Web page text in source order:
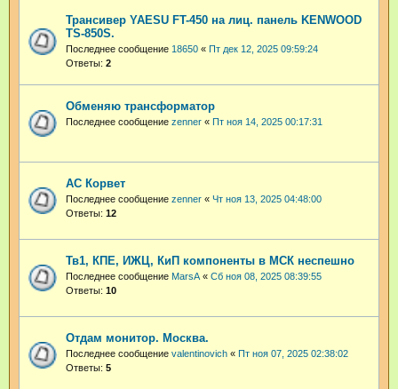
Трансивер YAESU FT-450 на лиц. панель KENWOOD
TS-850S.
Последнее сообщение 18650 « Пт дек 12, 2025 09:59:24
Ответы: 2
Обменяю трансформатор
Последнее сообщение zenner « Пт ноя 14, 2025 00:17:31
АС Корвет
Последнее сообщение zenner « Чт ноя 13, 2025 04:48:00
Ответы: 12
Тв1, КПЕ, ИЖЦ, КиП компоненты в МСК неспешно
Последнее сообщение MarsA « Сб ноя 08, 2025 08:39:55
Ответы: 10
Отдам монитор. Москва.
Последнее сообщение valentinovich « Пт ноя 07, 2025 02:38:02
Ответы: 5